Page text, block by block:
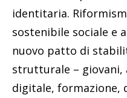
identitaria.
sostenibile sociale e
nuovo patto di
strutturale – giovani,
digitale, formazione,